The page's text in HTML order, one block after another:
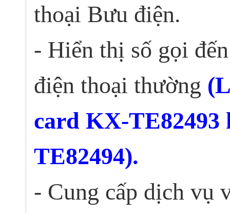
thoại Bưu điện.
- Hiển thị số gọi
điện thoại thường
card KX-TE82493
TE82494).
- Cung cấp dịch vụ